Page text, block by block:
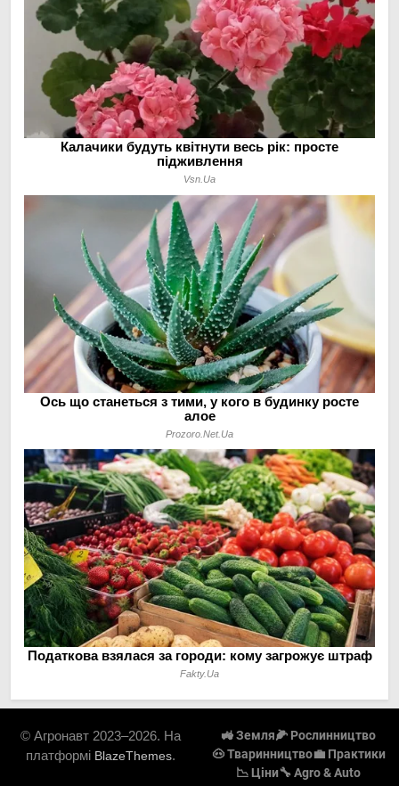
© Агронавт 2023–2026. На
платформі BlazeThemes.
🚜 Земля🌽 Рослинництво
🐽 Тваринництво💼 Практики
📉 Ціни🔧 Agro & Auto